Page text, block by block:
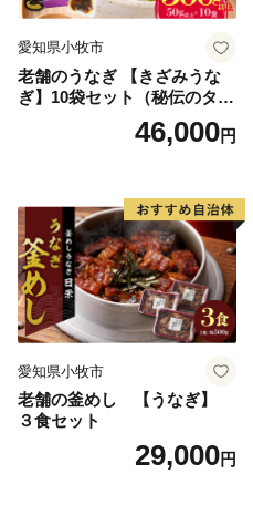
愛知県小牧市
老舗のうなぎ 【きざみうな
ぎ】10袋セット（秘伝のタレ
46,000円
愛知県小牧市
老舗の釜めし 【うなぎ】
３食セット
29,000円